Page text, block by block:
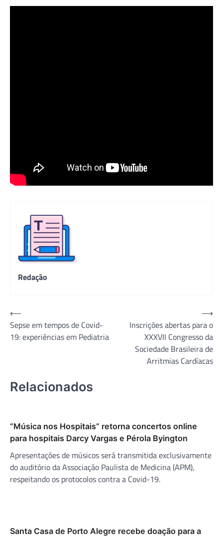
Redação
Navegação
de
Post
⟵
Sepse em tempos de Covid-
19: experiências em Pediatria
Inscrições abertas para o
XXXVII Congresso da
Sociedade Brasileira de
Arritmias Cardíacas
⟶
Relacionados
“Música nos Hospitais” retorna concertos online
para hospitais Darcy Vargas e Pérola Byington
Apresentações de músicos será transmitida exclusivamente
do auditório da Associação Paulista de Medicina (APM),
respeitando os protocolos contra a Covid-19.
Santa Casa de Porto Alegre recebe doação para a